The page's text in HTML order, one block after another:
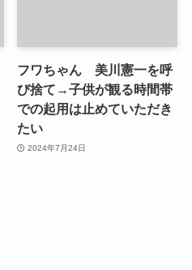
フワちゃん 美川憲一を呼
び捨て→子供が観る時間帯
での起用は止めていただき
たい
2024年7月24日